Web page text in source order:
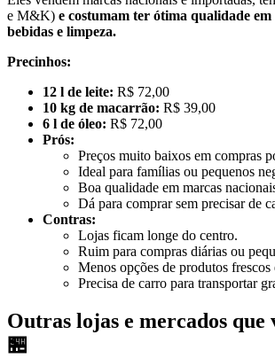
e M&K) e costumam ter ótima qualidade em
bebidas e limpeza.
Precinhos:
12 l de leite: R$ 72,00
10 kg de macarrão: R$ 39,00
6 l de óleo: R$ 72,00
Prós:
Preços muito baixos em compras
Ideal para famílias ou pequenos
Boa qualidade em marcas
Dá para comprar sem precisar de
Contras:
Lojas ficam longe do centro.
Ruim para compras diárias ou
Menos opções de produtos frescos
Precisa de carro para transportar
Outras lojas e mercados que
🏪